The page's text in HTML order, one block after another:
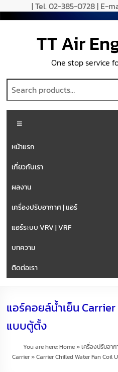
| Tel. 02-385-0728 | E-
TT Air
One stop service
หน้าแรก
เกี่ยวกับเรา
ผลงาน
เครื่องปรับอากาศ | แอร์
แอร์ระบบ VRV | VRF
บทความ
ติดต่อเรา
แอร์คอยล์น้ำเย็น
แบบตู้ตั้ง
You are here:Home»เครื่องปรับอา
Carrier»Carrier Chilled Water Fan Coil